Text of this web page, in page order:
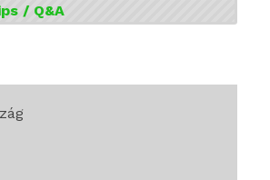
/ Q&A